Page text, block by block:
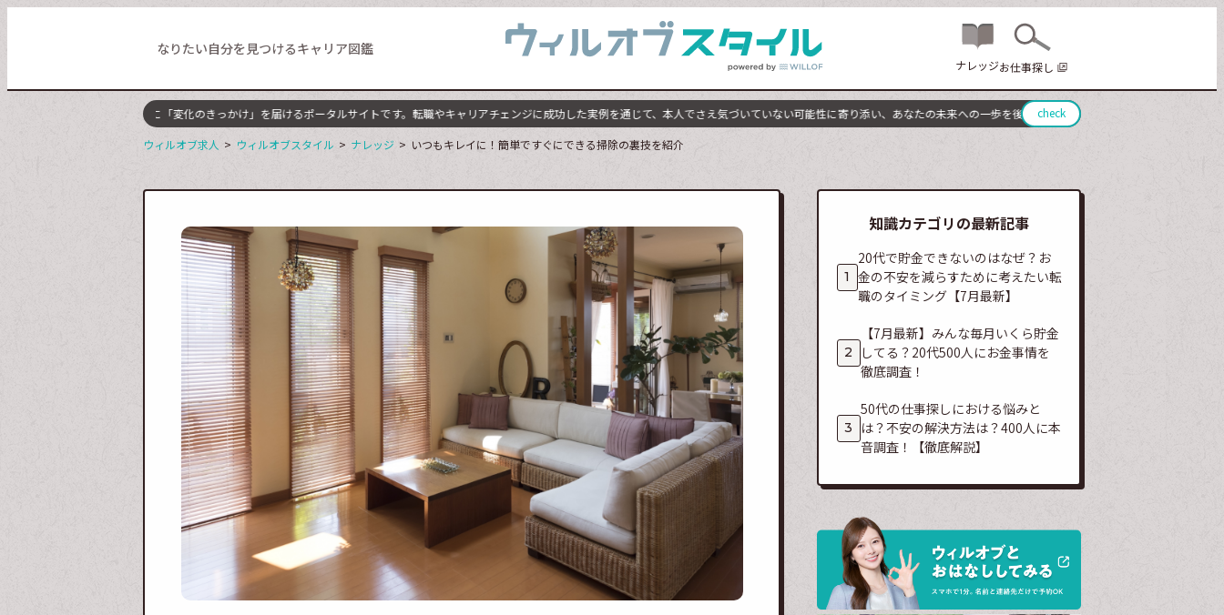
なりたい自分を見つけるキャリア図鑑
ナレッジお仕事探し
アップを目指す全ての人に「変化のきっかけ」を届けるポータルサイトです。転職やキャリアチェンジに成功した実例を通じて、本人でさえ気づいていない可能性に寄り添い、あなたの未来への一歩を後押しします。 ウィルオブスタイルは、キャ
check
ウィルオブ求人 ウィルオブスタイル ナレッジ いつもキレイに！簡単ですぐにできる掃除の裏技を紹介
知識カテゴリの最新記事
20代で貯金できないのはなぜ？お
金の不安を減らすために考えたい転
職のタイミング【7月最新】
【7月最新】みんな毎月いくら貯金
してる？20代500人にお金事情を
徹底調査！
50代の仕事探しにおける悩みと
は？不安の解決方法は？400人に本
音調査！【徹底解説】